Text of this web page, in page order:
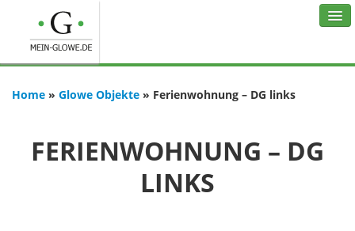
FERIENOBJEKTE
AKTIVITÄTEN
Home » Glowe Objekte » Ferienwohnung – DG links
FERIENWOHNUNG – DG
LINKS